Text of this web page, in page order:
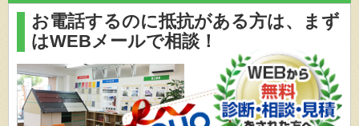
お電話するのに抵抗がある方は、
まず
はWEBメールで相談！